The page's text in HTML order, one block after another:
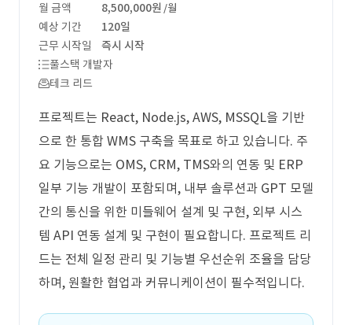
월 금액 8,500,000원 /월
예상 기간
120일
근무 시작일
즉시 시작
풀스택 개발자
테크 리드
프로젝트는 React, Node.js, AWS, MSSQL을 기반
으로 한 통합 WMS 구축을 목표로 하고 있습니다. 주
요 기능으로는 OMS, CRM, TMS와의 연동 및 ERP
일부 기능 개발이 포함되며, 내부 솔루션과 GPT 모델
간의 통신을 위한 미들웨어 설계 및 구현, 외부 시스
템 API 연동 설계 및 구현이 필요합니다. 프로젝트 리
드는 전체 일정 관리 및 기능별 우선순위 조율을 담당
하며, 원활한 협업과 커뮤니케이션이 필수적입니다.